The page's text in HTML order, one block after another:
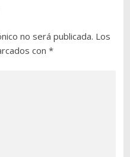
no será publicada. Los
con *